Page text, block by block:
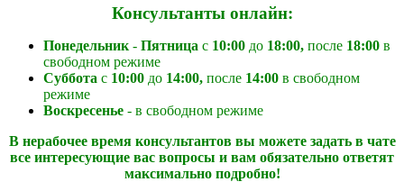
Консультанты онлайн:
Понедельник - Пятница с 10:00 до 18:00, после 18:00 в
свободном режиме
Суббота с 10:00 до 14:00, после 14:00 в свободном
режиме
Воскресенье - в свободном режиме
В нерабочее время консультантов вы можете задать в чате
все интересующие вас вопросы и вам обязательно ответят
максимально подробно!